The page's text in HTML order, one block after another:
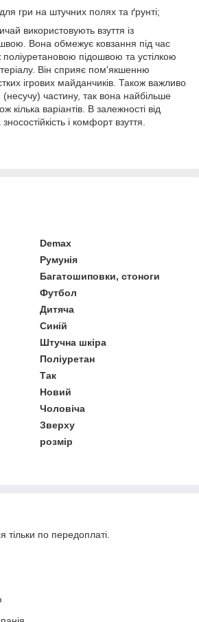
гри на штучних полях та ґрунті;
використовують взуття із
Вона обмежує ковзання під час
підошвою та устілкою
Він сприяє пом'якшенню
ігрових майданчиків. Також важливо
(несучу) частину, так вона найбільше
кілька варіантів. В залежності від
і комфорт взуття.
Demax
Румунія
Багатошиповки, стоноги
Футбол
Дитяча
Синій
Штучна шкіра
Поліуретан
Так
Новий
Чоловіча
Зверху
розмір
тільки по передоплаті.